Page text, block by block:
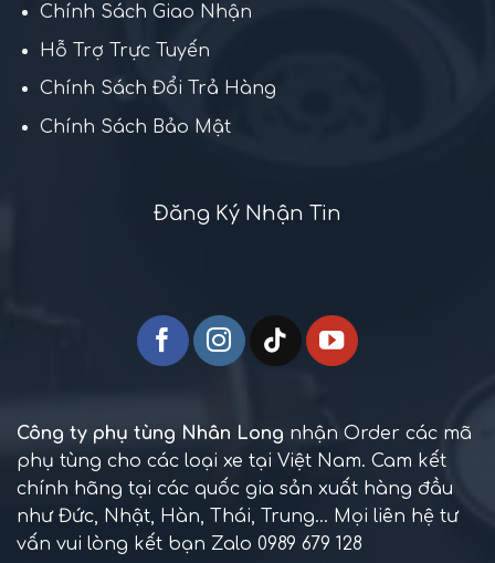
Chính Sách Giao Nhận
Hỗ Trợ Trực Tuyến
Chính Sách Đổi Trả Hàng
Chính Sách Bảo Mật
Đăng Ký Nhận Tin
Công ty phụ tùng Nhân Long nhận Order các mã
phụ tùng cho các loại xe tại Việt Nam. Cam kết
chính hãng tại các quốc gia sản xuất hàng đầu
như Đức, Nhật, Hàn, Thái, Trung... Mọi liên hệ tư
vấn vui lòng kết bạn Zalo 0989 679 128